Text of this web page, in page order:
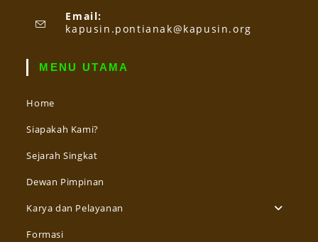
Email:
kapusin.pontianak@kapusin.org
MENU UTAMA
Home
Siapakah Kami?
Sejarah Singkat
Dewan Pimpinan
Karya dan Pelayanan
Formasi